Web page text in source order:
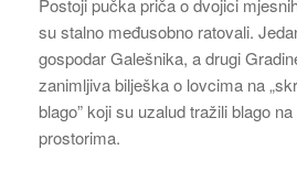
Postoji pučka priča o dvojici
su stalno međusobno ratovali.
gospodar Galešnika, a drugi
zanimljiva bilješka o lovcima na
blago” koji su uzalud tražili blago
prostorima.